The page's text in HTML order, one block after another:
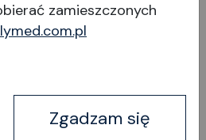
zamieszczonych
Zgadzam się